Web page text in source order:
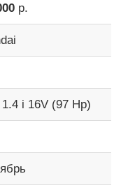
р.
i 16V (97 Hp)